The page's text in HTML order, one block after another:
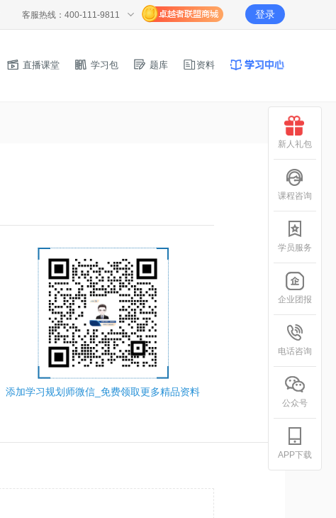
客服热线：400-111-9811 登录
直播课堂 学习包 题库 资料
添加学习规划师微信_免费领取更多精品资料
新人礼包
课程咨询
学员服务
企业团报
电话咨询
公众号
APP下载